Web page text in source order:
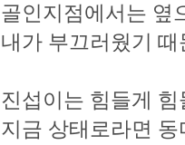
골인지점에서는 옆
내가 부끄러웠기 때
진섭이는 힘들게
지금 상태로라면